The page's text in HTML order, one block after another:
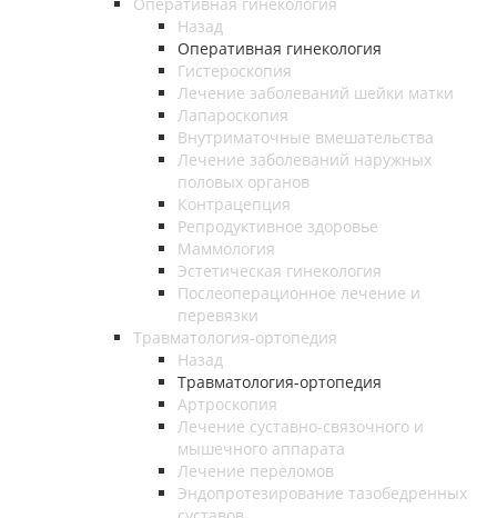
Назад
Оперативная гинекология
Гистероскопия
Лечение заболеваний шейки матки
Лапароскопия
Внутриматочные вмешательства
Лечение заболеваний наружных
половых органов
Контрацепция
Репродуктивное здоровье
Маммология
Эстетическая гинекология
Послеоперационное лечение и
перевязки
Травматология-ортопедия
Назад
Травматология-ортопедия
Артроскопия
Лечение суставно-связочного и
мышечного аппарата
Лечение переломов
Эндопротезирование тазобедренных